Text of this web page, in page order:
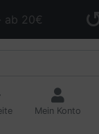
ab 20€
Mein Konto